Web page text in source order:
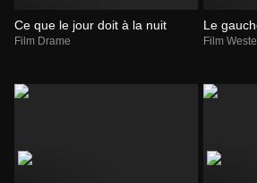
Ce que le jour doit à la nuit
Film Drame
Le
Film